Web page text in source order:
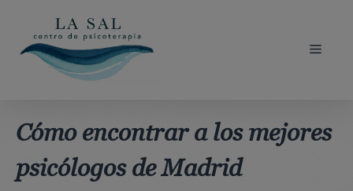
Menú
Cómo encontrar a los mejores
psicólogos de Madrid